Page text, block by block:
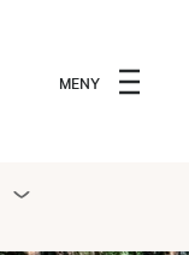
MENY